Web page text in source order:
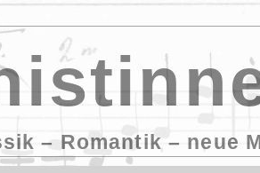
– Romantik – neue